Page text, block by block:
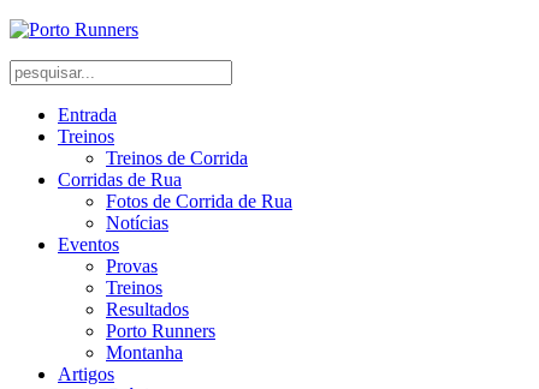
Entrada
Treinos
Treinos de Corrida
Corridas de Rua
Fotos de Corrida de Rua
Notícias
Eventos
Provas
Treinos
Resultados
Porto Runners
Montanha
Artigos